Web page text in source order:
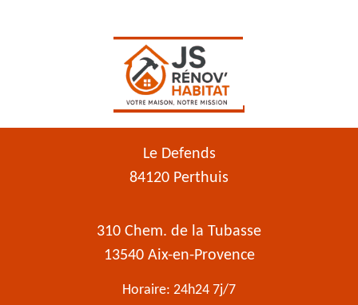
Le Defends
84120 Perthuis
310 Chem. de la Tubasse
13540 Aix-en-Provence
Horaire: 24h24 7j/7